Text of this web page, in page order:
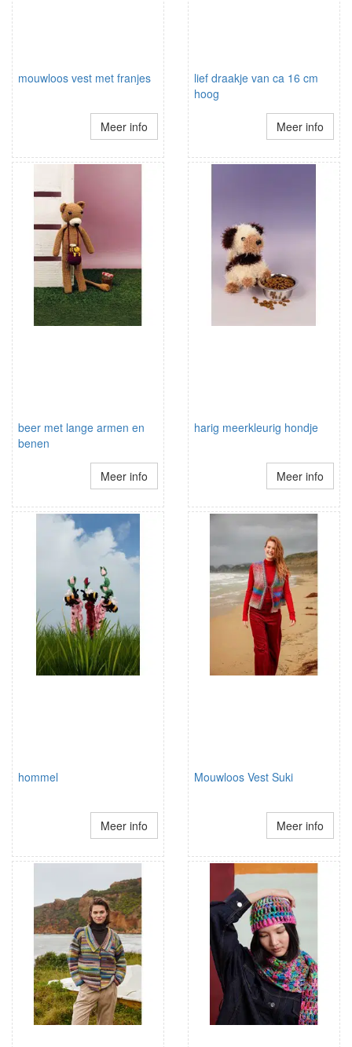
mouwloos vest met franjes
Meer info
lief draakje van ca 16 cm
hoog
Meer info
beer met lange armen en
benen
Meer info
harig meerkleurig hondje
Meer info
hommel
Meer info
Mouwloos Vest Suki
Meer info